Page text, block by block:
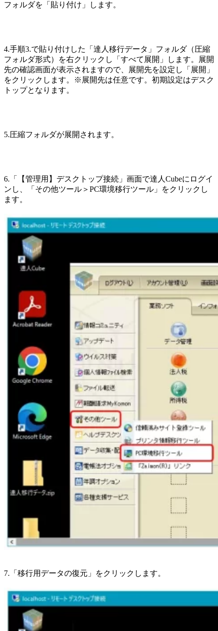
フォルダを「貼り付け」します。
4.手順3.で貼り付けした「達人移行データ」フォルダ（圧縮
フォルダ形式）を右クリックし「すべて展開」します。展開
先の確認画面が表示されますので、展開先を設定し「展開」
をクリックします。※展開先は任意です。初期設定はデスク
トップとなります。
5.圧縮フォルダが展開されます。
6.「【管理用】デスクトップ接続」画面で達人Cubeにログイ
ンし、「その他ツール＞PC環境移行ツール」をクリックし
ます。
7.「移行用データの復元」をクリックします。